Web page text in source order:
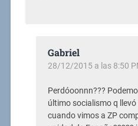
Gabriel
28/12/2015 a las 8:50
Perdóoonnn???
último socialismo q
cuando vimos a ZP